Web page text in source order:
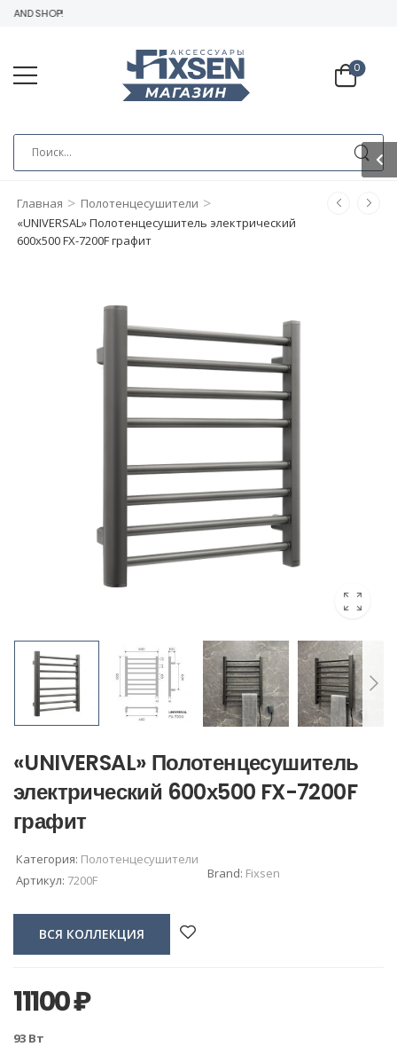
SHOP!
0
Главная > Полотенцесушители >
«UNIVERSAL» Полотенцесушитель электрический
600х500 FX-7200F графит
«UNIVERSAL» Полотенцесушитель
электрический 600х500 FX-7200F
графит
Категория: Полотенцесушители
Артикул: 7200F Brand: Fixsen
ВСЯ КОЛЛЕКЦИЯ
11100₽
93 Вт